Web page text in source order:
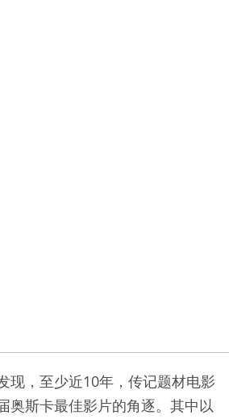
现，至少近10年，传记题材电影
奥斯卡最佳影片的角逐。其中以